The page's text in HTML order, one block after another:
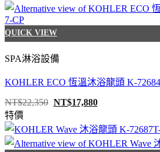
QUICK VIEW
SPA淋浴設備
KOHLER ECO 恆溫沐浴龍頭 K-
NT$22,350 原
格：
NT$22,350。
NT$17,880目
格：
NT$17,880。
特價